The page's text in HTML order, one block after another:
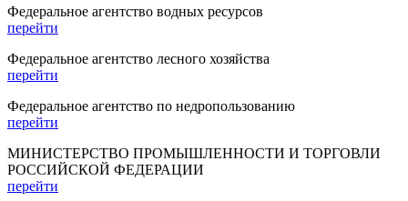
Федеральное агентство водных ресурсов
перейти
Федеральное агентство лесного хозяйства
перейти
Федеральное агентство по недропользованию
перейти
МИНИСТЕРСТВО ПРОМЫШЛЕННОСТИ И ТОРГОВЛИ
РОССИЙСКОЙ ФЕДЕРАЦИИ
перейти